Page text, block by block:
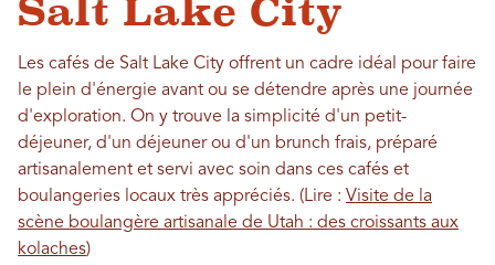
Salt Lake City
Les cafés de Salt Lake City offrent un cadre idéal pour faire
le plein d'énergie avant ou se détendre après une journée
d'exploration. On y trouve la simplicité d'un petit-
déjeuner, d'un déjeuner ou d'un brunch frais, préparé
artisanalement et servi avec soin dans ces cafés et
boulangeries locaux très appréciés. (Lire : Visite de la
scène boulangère artisanale de Utah : des croissants aux
kolaches)